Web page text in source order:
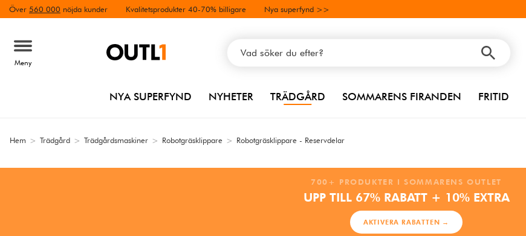
Över 560 000 nöjda kunder Kvalitetsprodukter 40-70% billigare Nya superfynd >>
Meny
NYA SUPERFYND NYHETER TRÄDGÅRD SOMMARENS FIRANDEN FRITID
Hem > Trädgård > Trädgårdsmaskiner > Robotgräsklippare > Robotgräsklippare - Reservdelar
700+ PRODUKTER I SOMMARENS OUTLET
UPP TILL 67% RABATT + 10% EXTRA
AKTIVERA RABATTEN →